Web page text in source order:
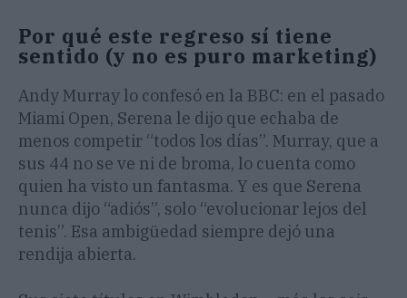
Por qué este regreso sí tiene
sentido (y no es puro marketing)
Andy Murray lo confesó en la BBC: en el pasado
Miami Open, Serena le dijo que echaba de
menos competir “todos los días”. Murray, que a
sus 44 no se ve ni de broma, lo cuenta como
quien ha visto un fantasma. Y es que Serena
nunca dijo “adiós”, solo “evolucionar lejos del
tenis”. Esa ambigüedad siempre dejó una
rendija abierta.